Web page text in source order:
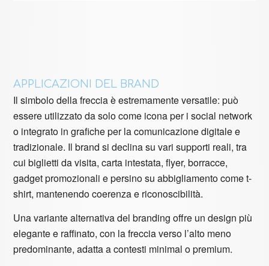
APPLICAZIONI DEL BRAND
Il simbolo della freccia è estremamente versatile: può
essere utilizzato da solo come icona per i social network
o integrato in grafiche per la comunicazione digitale e
tradizionale. Il brand si declina su vari supporti reali, tra
cui biglietti da visita, carta intestata, flyer, borracce,
gadget promozionali e persino su abbigliamento come t-
shirt, mantenendo coerenza e riconoscibilità.
Una variante alternativa del branding offre un design più
elegante e raffinato, con la freccia verso l’alto meno
predominante, adatta a contesti minimal o premium.